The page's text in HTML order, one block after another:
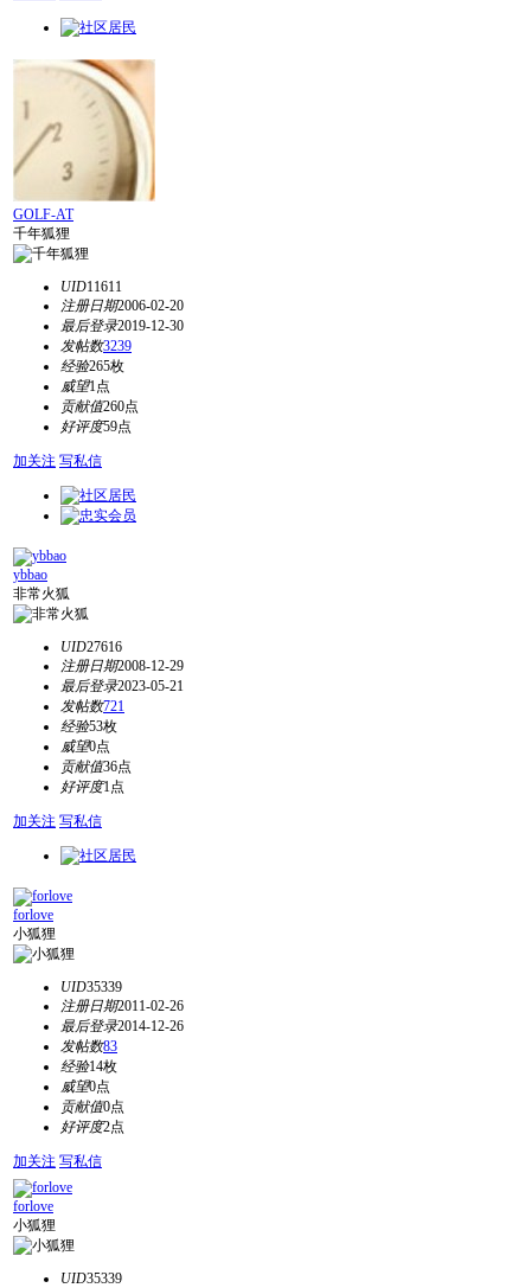
GOLF-AT
千年狐狸
UID11611
注册日期2006-02-20
最后登录2019-12-30
发帖数3239
经验265枚
威望1点
贡献值260点
好评度59点
加关注 写私信
ybbao
非常火狐
UID27616
注册日期2008-12-29
最后登录2023-05-21
发帖数721
经验53枚
威望0点
贡献值36点
好评度1点
加关注 写私信
forlove
小狐狸
UID35339
注册日期2011-02-26
最后登录2014-12-26
发帖数83
经验14枚
威望0点
贡献值0点
好评度2点
加关注 写私信
forlove
小狐狸
UID35339